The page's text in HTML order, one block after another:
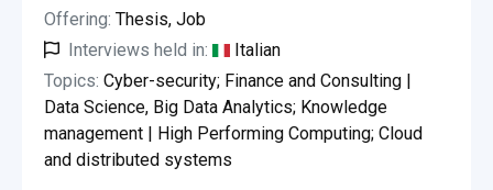
Offering: Thesis, Job
Interviews held in:
Italian
Topics: Cyber-security; Finance and Consulting |
Data Science, Big Data Analytics; Knowledge
management | High Performing Computing; Cloud
and distributed systems